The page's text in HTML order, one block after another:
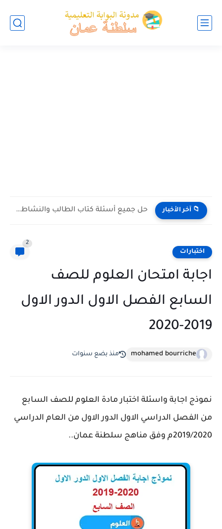
📁 آخر الأخبار حل جميع أسئلة كتاب الطالب والنشاط في الاحياء للصف العاشر...
اختبارات
2
اجابة امتحان العلوم للصف
السابع الفصل الاول الدور الاول
2019-2020
mohamed bourriche منذ بضع سنوات
نموذج اجابة واسئلة اختبار مادة العلوم للصف السابع
من الفصل الدراسي الاول الدور الاول من العام الدراسي
2019/2020م وفق مناهج سلطنة عمان..